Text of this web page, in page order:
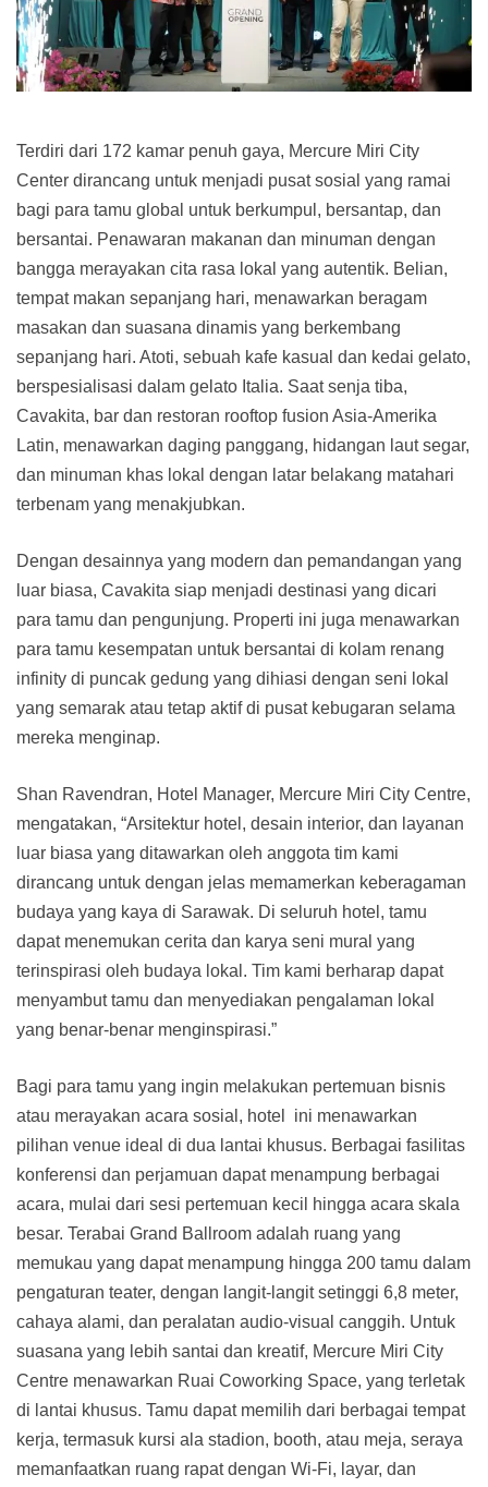
Terdiri dari 172 kamar penuh gaya, Mercure Miri City
Center dirancang untuk menjadi pusat sosial yang ramai
bagi para tamu global untuk berkumpul, bersantap, dan
bersantai. Penawaran makanan dan minuman dengan
bangga merayakan cita rasa lokal yang autentik. Belian,
tempat makan sepanjang hari, menawarkan beragam
masakan dan suasana dinamis yang berkembang
sepanjang hari. Atoti, sebuah kafe kasual dan kedai gelato,
berspesialisasi dalam gelato Italia. Saat senja tiba,
Cavakita, bar dan restoran rooftop fusion Asia-Amerika
Latin, menawarkan daging panggang, hidangan laut segar,
dan minuman khas lokal dengan latar belakang matahari
terbenam yang menakjubkan.
Dengan desainnya yang modern dan pemandangan yang
luar biasa, Cavakita siap menjadi destinasi yang dicari
para tamu dan pengunjung. Properti ini juga menawarkan
para tamu kesempatan untuk bersantai di kolam renang
infinity di puncak gedung yang dihiasi dengan seni lokal
yang semarak atau tetap aktif di pusat kebugaran selama
mereka menginap.
Shan Ravendran, Hotel Manager, Mercure Miri City Centre,
mengatakan, “Arsitektur hotel, desain interior, dan layanan
luar biasa yang ditawarkan oleh anggota tim kami
dirancang untuk dengan jelas memamerkan keberagaman
budaya yang kaya di Sarawak. Di seluruh hotel, tamu
dapat menemukan cerita dan karya seni mural yang
terinspirasi oleh budaya lokal. Tim kami berharap dapat
menyambut tamu dan menyediakan pengalaman lokal
yang benar-benar menginspirasi.”
Bagi para tamu yang ingin melakukan pertemuan bisnis
atau merayakan acara sosial, hotel ini menawarkan
pilihan venue ideal di dua lantai khusus. Berbagai fasilitas
konferensi dan perjamuan dapat menampung berbagai
acara, mulai dari sesi pertemuan kecil hingga acara skala
besar. Terabai Grand Ballroom adalah ruang yang
memukau yang dapat menampung hingga 200 tamu dalam
pengaturan teater, dengan langit-langit setinggi 6,8 meter,
cahaya alami, dan peralatan audio-visual canggih. Untuk
suasana yang lebih santai dan kreatif, Mercure Miri City
Centre menawarkan Ruai Coworking Space, yang terletak
di lantai khusus. Tamu dapat memilih dari berbagai tempat
kerja, termasuk kursi ala stadion, booth, atau meja, seraya
memanfaatkan ruang rapat dengan Wi-Fi, layar, dan